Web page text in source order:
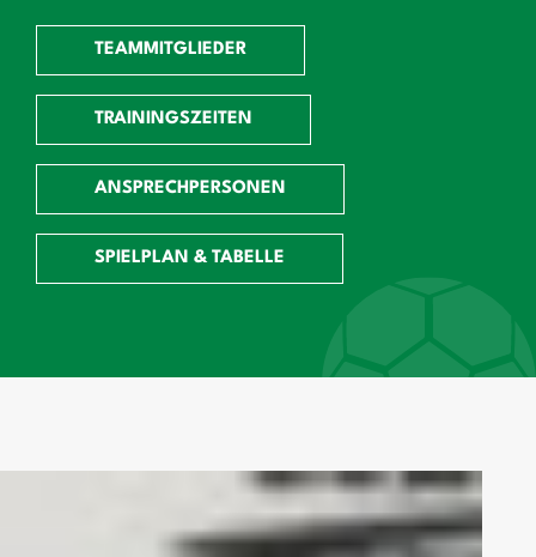
TEAMMITGLIEDER
TRAININGSZEITEN
ANSPRECHPERSONEN
SPIELPLAN & TABELLE